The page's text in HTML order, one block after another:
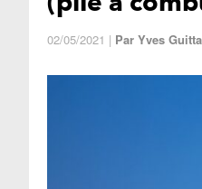
02/05/2021 | Par Yves